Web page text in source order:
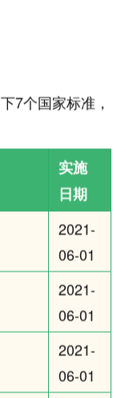
7个国家标准，
实施
日期
2021-
06-01
2021-
06-01
2021-
06-01